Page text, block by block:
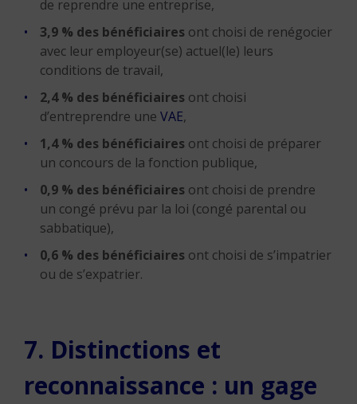
de reprendre une entreprise,
3,9 % des bénéficiaires ont choisi de renégocier
avec leur employeur(se) actuel(le) leurs
conditions de travail,
2,4 % des bénéficiaires ont choisi
d’entreprendre une VAE,
1,4 % des bénéficiaires ont choisi de préparer
un concours de la fonction publique,
0,9 % des bénéficiaires ont choisi de prendre
un congé prévu par la loi (congé parental ou
sabbatique),
0,6 % des bénéficiaires ont choisi de s’impatrier
ou de s’expatrier.
7. Distinctions et
reconnaissance : un gage